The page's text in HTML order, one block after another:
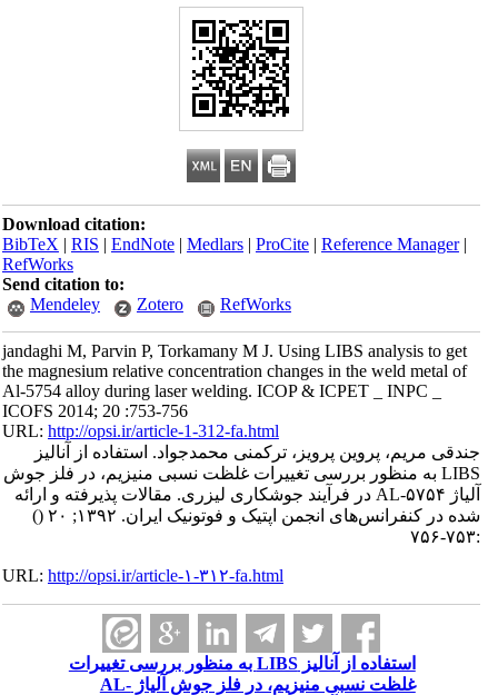
Download citation:
BibTeX|RIS|EndNote|Medlars|ProCite|Reference Manager
RefWorks
Send citation to:
Mendeley
Zotero RefWorks
jandaghi M, Parvin P, Torkamany M J. Using LIBS analysis to get
the magnesium relative concentration changes in the weld metal of
Al-5754 alloy during laser welding. ICOP & ICPET _ INPC _
ICOFS 2014; 20 :753-756
URL:http://opsi.ir/article-1-312-fa.html
جندقی مریم، پروین پرویز، ترکمنی محمدجواد. استفاده از آنالیز
LIBS به منظور بررسی تغییرات غلظت نسبی منیزیم، در فلز جوش
آلیاژ AL-۵۷۵۴ در فرآیند جوشکاری لیزری. مقالات پذیرفته و ارائه
شده در کنفرانس‌های انجمن اپتیک و فوتونیک ایران. ۱۳۹۲; ۲۰
()
URL:http://opsi.ir/article-۱-۳۱۲-fa.html
استفاده از آنالیز LIBS به منظور بررسی تغییرات
غلظت نسبی منیزیم، در فلز جوش آلیاژ AL-